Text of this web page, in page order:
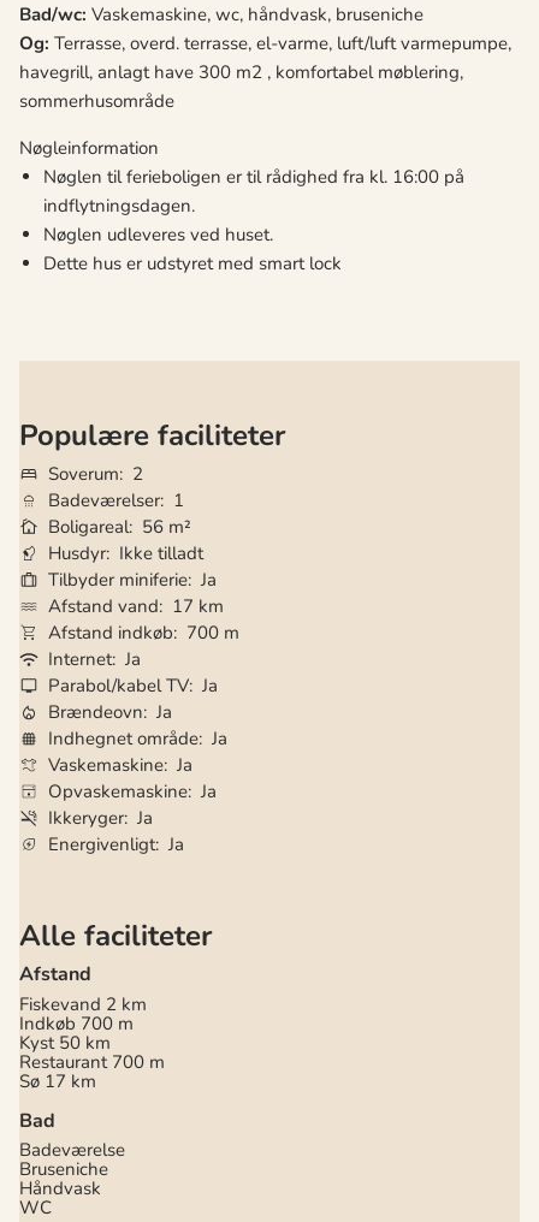
Bad/wc: Vaskemaskine, wc, håndvask, bruseniche
Og: Terrasse, overd. terrasse, el-varme, luft/luft varmepumpe,
havegrill, anlagt have 300 m2 , komfortabel møblering,
sommerhusområde
Nøgleinformation
Nøglen til ferieboligen er til rådighed fra kl. 16:00 på
indflytningsdagen.
Nøglen udleveres ved huset.
Dette hus er udstyret med smart lock
Populære faciliteter
Soverum
2
Badeværelser 1
Boligareal 56 m²
Husdyr Ikke tilladt
Tilbyder miniferie Ja
Afstand vand
17 km
Afstand indkøb
700 m
Internet Ja
Parabol/kabel TV Ja
Brændeovn Ja
Indhegnet område Ja
Vaskemaskine Ja
Opvaskemaskine Ja
Ikkeryger Ja
Energivenligt Ja
Alle faciliteter
Afstand
Fiskevand 2 km
Indkøb 700 m
Kyst 50 km
Restaurant 700 m
Sø 17 km
Bad
Badeværelse
Bruseniche
Håndvask
WC